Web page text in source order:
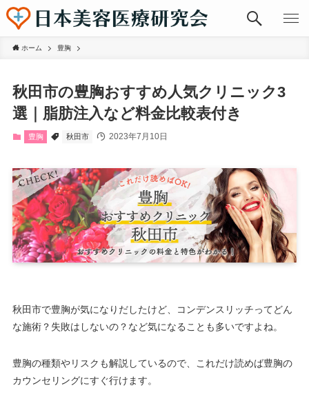
ホーム 豊胸
秋田市の豊胸おすすめ人気クリニック3
選｜脂肪注入など料金比較表付き
豊胸 秋田市 2023年7月10日
秋田市で豊胸が気になりだしたけど、コンデンスリッチってどん
な施術？失敗はしないの？など気になることも多いですよね。
豊胸の種類やリスクも解説しているので、これだけ読めば豊胸の
カウンセリングにすぐ行けます。